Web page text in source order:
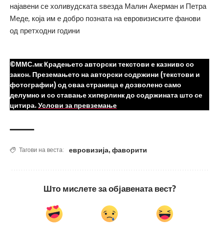
најавени се холивудската ѕвезда Малин Акерман и Петра
Меде, која им е добро позната на евровизиските фанови
од претходни години
©ММС.мк Крадењето авторски текстови е казниво со
закон. Преземањето на авторски содржини (текстови и
фотографии) од оваа страница е дозволено само
делумно и со ставање хиперлинк до содржината што се
цитира. Услови за превземање
Тагови на веста: евровизија, фаворити
Што мислете за објавената вест?